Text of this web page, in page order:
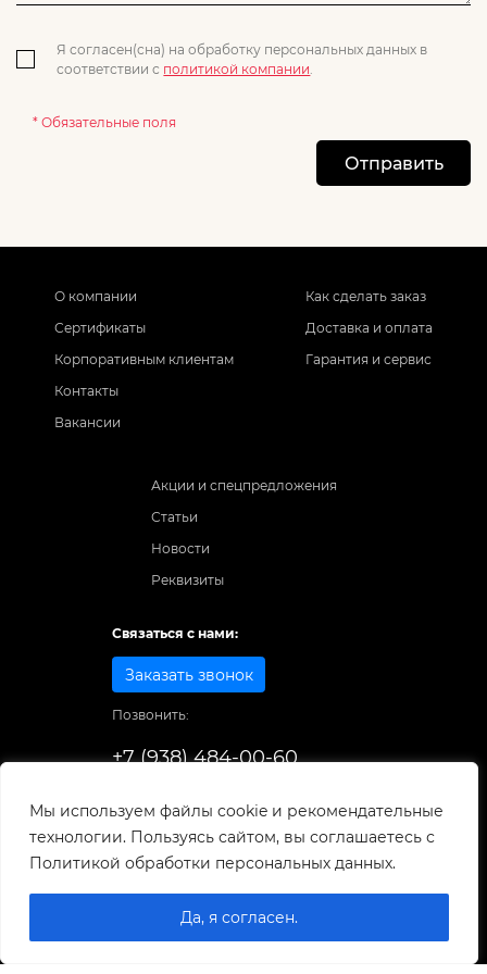
Мы используем файлы cookie и рекомендательные
технологии. Пользуясь сайтом, вы соглашаетесь с
Политикой обработки персональных данных.
Да, я согласен.
Я согласен(сна) на обработку персональных данных в
соответствии с политикой компании
* Обязательные поля
Отправить
О компании
Сертификаты
Корпоративным клиентам
Контакты
Вакансии
Как сделать заказ
Доставка и оплата
Гарантия и сервис
Акции и спецпредложения
Статьи
Новости
Реквизиты
Связаться с нами:
Заказать звонок
Позвонить:
+7 (938) 484-00-60
© 1998-2026
0